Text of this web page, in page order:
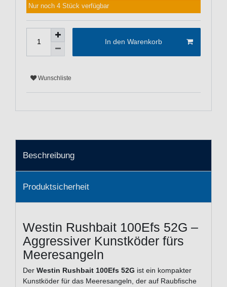
Nur noch 4 Stück verfügbar
In den Warenkorb
Wunschliste
Beschreibung
Produktsicherheit
Westin Rushbait 100Efs 52G –
Aggressiver Kunstköder fürs
Meeresangeln
Der Westin Rushbait 100Efs 52G ist ein kompakter
Kunstköder für das Meeresangeln, der auf Raubfische